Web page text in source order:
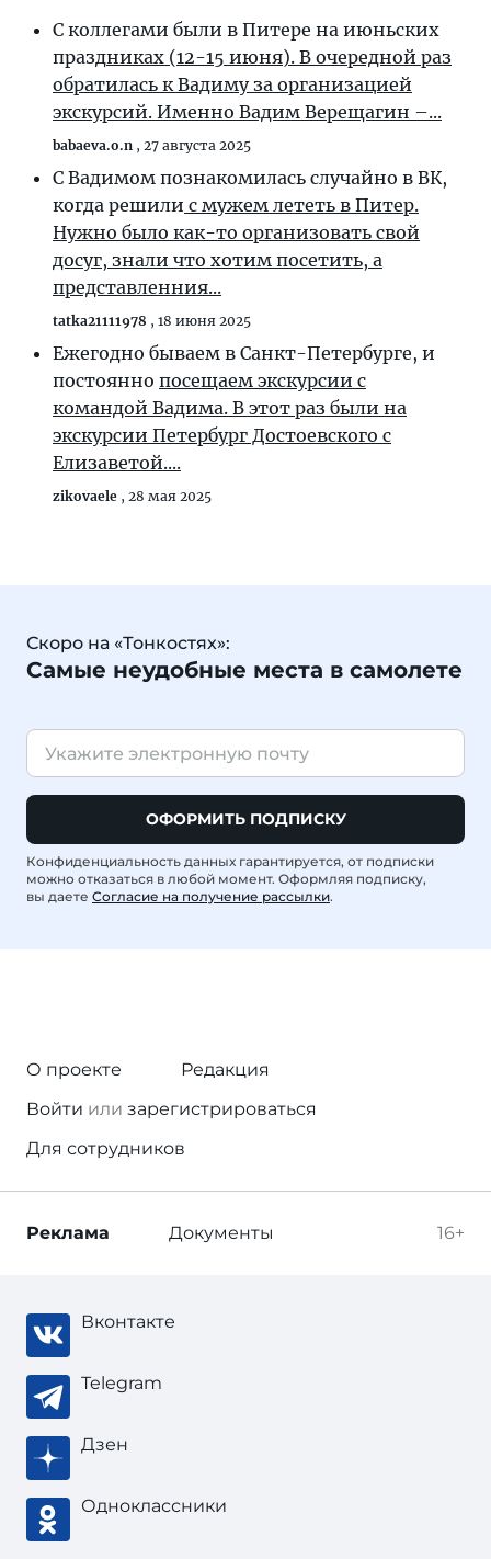
С коллегами были в Питере на июньских
праздниках (12-15 июня). В очередной раз
обратилась к Вадиму за организацией
экскурсий. Именно Вадим Верещагин –...
babaeva.o.n , 27 августа 2025
С Вадимом познакомилась случайно в ВК,
когда решили с мужем лететь в Питер.
Нужно было как-то организовать свой
досуг, знали что хотим посетить, а
представленния...
tatka21111978 , 18 июня 2025
Ежегодно бываем в Санкт-Петербурге, и
постоянно посещаем экскурсии с
командой Вадима. В этот раз были на
экскурсии Петербург Достоевского с
Елизаветой....
zikovaele , 28 мая 2025
Скоро на «Тонкостях»:
Самые неудобные места в самолете
ОФОРМИТЬ ПОДПИСКУ
Конфиденциальность данных гарантируется, от подписки
можно отказаться в любой момент. Оформляя подписку,
вы даете Согласие на получение рассылки.
О проекте
Редакция
Войти или зарегистрироваться
Для сотрудников
16+
Реклама Документы
Вконтакте
Telegram
Дзен
Одноклассники